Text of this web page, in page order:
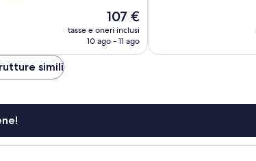
Il
prezzo
attuale
107 €
tasse e oneri inclusi
10 ago - 11 ago
simili